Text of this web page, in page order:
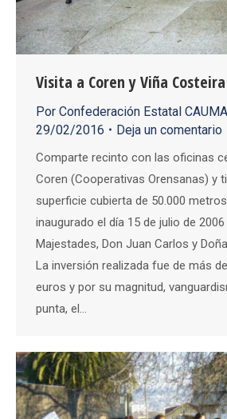
Visita a Coren y Viña Costeira
Por Confederación Estatal
29/02/2016
Deja un comentario
Comparte recinto con las oficinas
Coren (Cooperativas Orensanas) y
superficie cubierta de 50.000
inaugurado el día 15 de julio de
Majestades, Don Juan Carlos y
La inversión realizada fue de más
euros y por su magnitud,
punta, el…